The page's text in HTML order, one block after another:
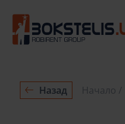
Назад Начало